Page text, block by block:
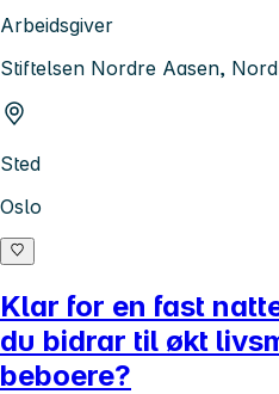
Arbeidsgiver
Stiftelsen Nordre Aasen,
Sted
Oslo
Klar for en fast
du bidrar til økt
beboere?